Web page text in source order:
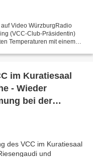
Video WürzburgRadio
(VCC-Club-Präsidentin)
Temperaturen mit einem
im Kuratiesaal
- Wieder
bei der